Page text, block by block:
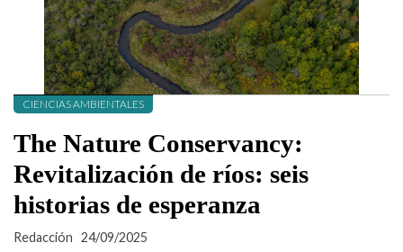
CIENCIAS AMBIENTALES
The Nature Conservancy:
Revitalización de ríos: seis
historias de esperanza
Redacción 24/09/2025